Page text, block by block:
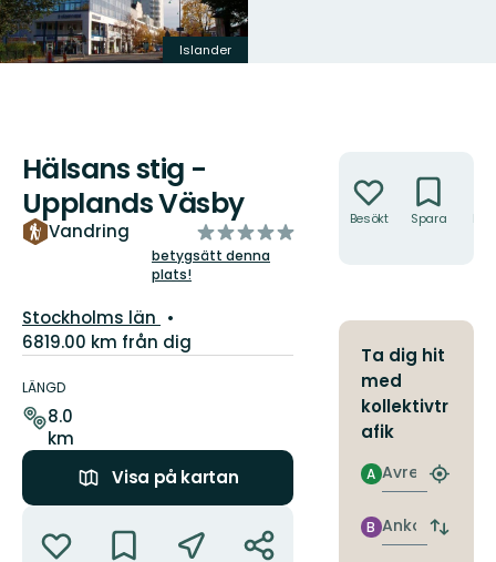
Islander
Hälsans stig -
Upplands Väsby
Vandring
av
5
betygsätt denna
plats!
Län:
Stockholms län
6819.00 km från dig
om
leden
LÄNGD
8.0
km
Visa på kartan
Besökt Spara
Ta dig hit
med
kollektivtr
afik
Avresa
A
Hitta
Ankomst
B
Byt